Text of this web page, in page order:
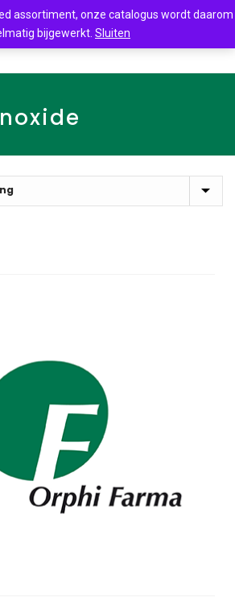
assortiment, onze catalogus wordt daarom
bijgewerkt. Sluiten